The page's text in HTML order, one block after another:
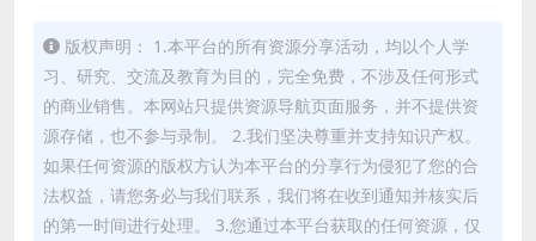
版权声明： 1.本平台的所有资源分享活动，均以个人学
习、研究、交流及教育为目的，完全免费，不涉及任何形式
的商业销售。本网站只提供资源导航页面服务，并不提供资
源存储，也不参与录制。 2.我们坚决尊重并支持知识产权。
如果任何资源的版权方认为本平台的分享行为侵犯了您的合
法权益，请您务必与我们联系，我们将在收到通知并核实后
的第一时间进行处理。 3.您通过本平台获取的任何资源，仅